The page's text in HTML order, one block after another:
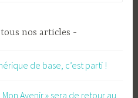
nos articles
de base, c’est parti !
Avenir » sera de retour au